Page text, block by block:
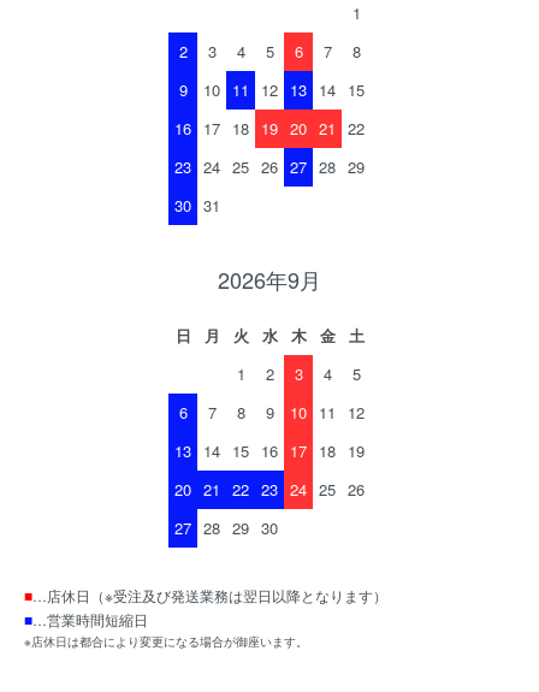
1
2
3 4 5 6 7
8
9
10 11 12 13 14 15
16 17 18 19 20 21
22
23 24 25 26 27 28 29
30 31
2026年9月
日 月 火 水 木 金
土
1
2 3 4
5
6
7 8 9 10 11
12
13 14 15 16 17 18 19
20 21 22 23 24 25 26
27 28 29 30
■…店休日（※受注及び発送業務は翌日以降となります）
■…営業時間短縮日
※店休日は都合により変更になる場合が御座います。